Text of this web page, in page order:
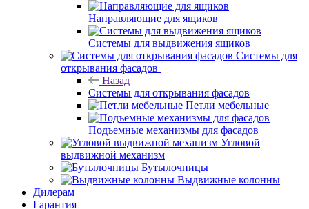
Направляющие для ящиков
Системы для выдвижения ящиков
Системы для
открывания фасадов
Назад
Системы для открывания фасадов
Петли мебельные
Подъемные механизмы для фасадов
Угловой
выдвижной механизм
Бутылочницы
Выдвижные колонны
Дилерам
Гарантия